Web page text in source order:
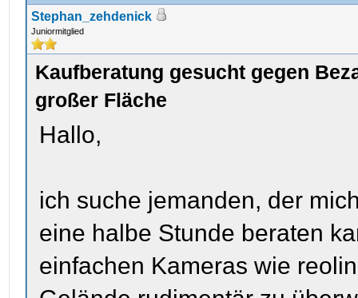
Stephan_zehdenick
Juniormitglied
Kaufberatung gesucht gegen
großer Fläche
Hallo,
ich suche jemanden, der
eine halbe Stunde beraten
einfachen Kameras wie